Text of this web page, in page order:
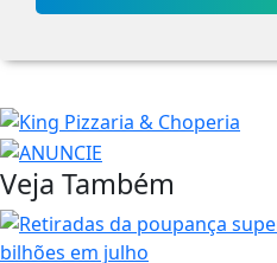
Veja Também